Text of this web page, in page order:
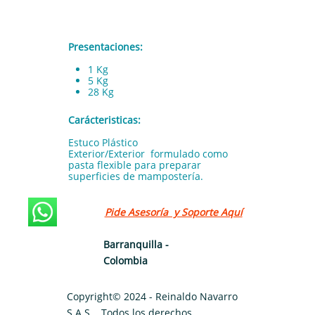
Presentaciones:
1 Kg
5 Kg
28 Kg
Carácteristicas:
Estuco Plástico
Exterior/Exterior formulado como
pasta flexible para preparar
superficies de mampostería.
Pide Asesoría y Soporte Aquí
Barranquilla -
Colombia
Copyright© 2024 - Reinaldo Navarro